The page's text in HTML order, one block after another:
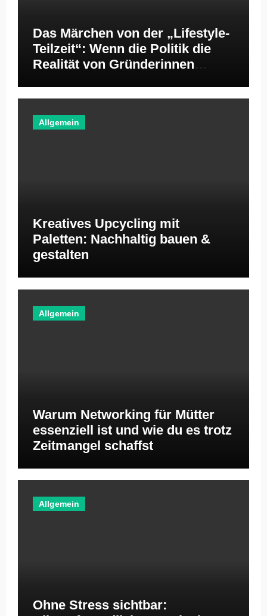
Das Märchen von der „Lifestyle-
Teilzeit“: Wenn die Politik die
Realität von Gründerinnen
Allgemein
Kreatives Upcycling mit
Paletten: Nachhaltig bauen &
gestalten
Allgemein
Warum Networking für Mütter
essenziell ist und wie du es trotz
Zeitmangel schaffst
Allgemein
Ohne Stress sichtbar: